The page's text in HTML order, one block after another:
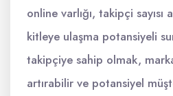
online varlığı, takipçi sayısı
kitleye ulaşma potansiyeli
takipçiye sahip olmak,
artırabilir ve potansiyel